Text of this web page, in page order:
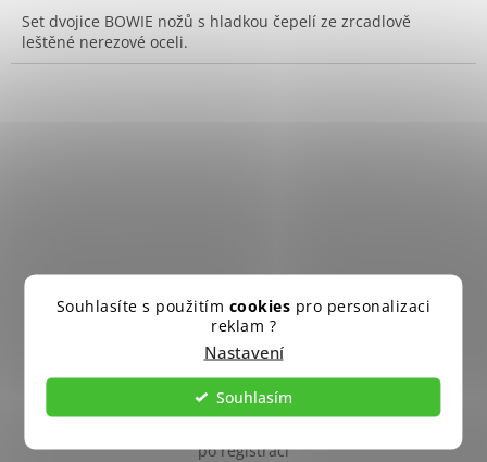
Souhlasíte s použitím cookies pro personalizaci
reklam ?
Nastavení
Souhlasím
Set dvojice BOWIE nožů s hladkou čepelí ze zrcadlově
leštěné nerezové oceli.
po registraci